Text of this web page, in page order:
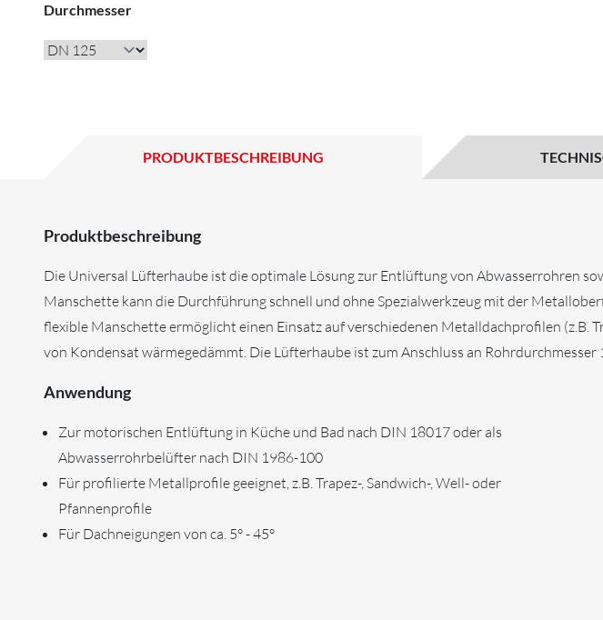
Durchmesser
PRODUKTBESCHREIBUNG
Produktbeschreibung
Die Universal Lüfterhaube ist die optimale Lösung zur Entlüftung von Abwasserrohren
Manschette kann die Durchführung schnell und ohne Spezialwerkzeug mit der
flexible Manschette ermöglicht einen Einsatz auf verschiedenen Metalldachprofilen
von Kondensat wärmegedämmt. Die Lüfterhaube ist zum Anschluss an
Anwendung
Zur motorischen Entlüftung in Küche und Bad nach DIN 18017 oder als
Abwasserrohrbelüfter nach DIN 1986-100
Für profilierte Metallprofile geeignet, z.B. Trapez-, Sandwich-, Well- oder
Pfannenprofile
Für Dachneigungen von ca. 5° - 45°